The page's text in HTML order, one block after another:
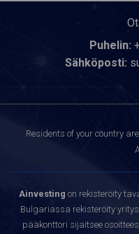
Puhelin:
Sähköposti:
Residents of your country
Ainvesting on rekisteröity
Bulgariassa rekisteröity
pääkonttori sijaitsee